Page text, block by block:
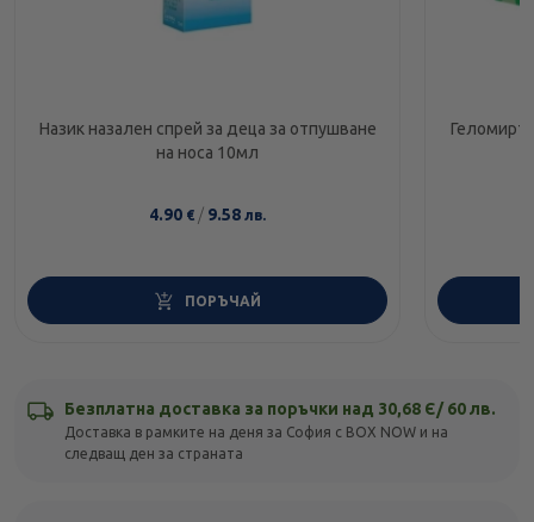
Назик назален спрей за деца за отпушване
на носа 10мл
4.90 € / 9.58 лв.
ПОРЪЧАЙ
Безплатна доставка за поръчки над 30,68 Є/ 60 лв.
Доставка в рамките на деня за София с BOX NOW и на
следващ ден за страната